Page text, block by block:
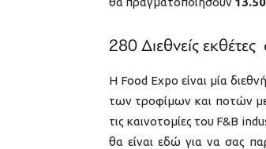
280 Διεθνείς
H Food Expo είναι μία
των τροφίμων και ποτών με
τις καινοτομίες του F&B
θα είναι εδώ για να σας